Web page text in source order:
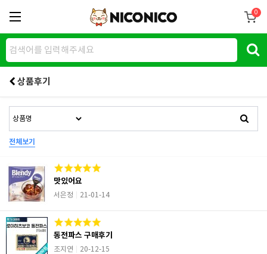
0
상품후기
전체보기
맛있어요
서은정 21-01-14
동전파스 구매후기
조지연 20-12-15